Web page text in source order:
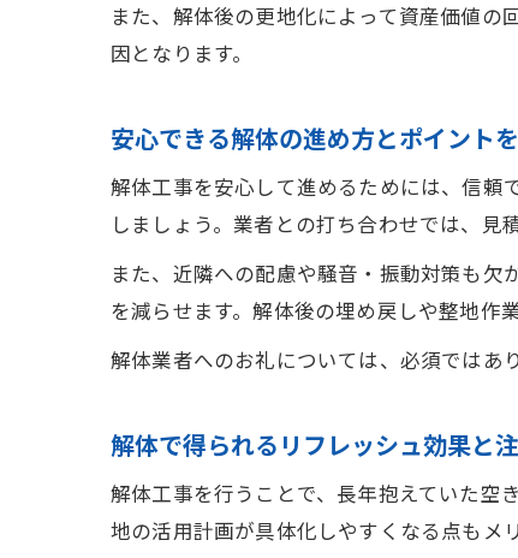
また、解体後の更地化によって資産価値
因となります。
安心できる解体の進め方とポイント
解体工事を安心して進めるためには、信頼
しましょう。業者との打ち合わせでは、見
また、近隣への配慮や騒音・振動対策も
を減らせます。解体後の埋め戻しや整地作
解体業者へのお礼については、必須ではあ
解体で得られるリフレッシュ効果と
解体工事を行うことで、長年抱えていた空
地の活用計画が具体化しやすくなる点もメ